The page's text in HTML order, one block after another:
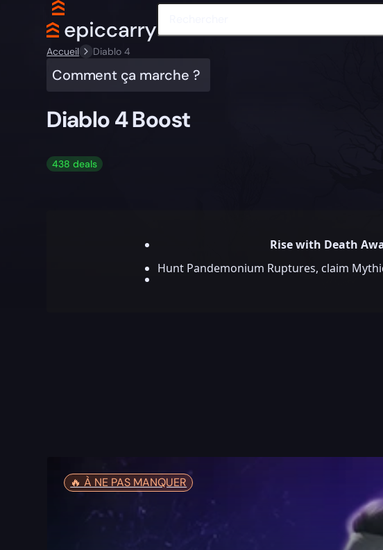
Accueil Diablo 4
Comment ça marche ?
Diablo 4 Boost
438 deals
Rise with Death
Hunt Pandemonium Ruptures, claim
🔥️ À NE PAS MANQUER